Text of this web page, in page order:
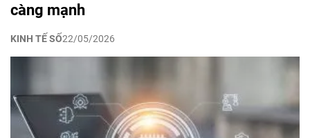
càng mạnh
KINH TẾ SỐ22/05/2026